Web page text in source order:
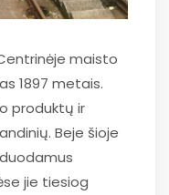
maisto
1897 metais.
produktų ir
Beje šioje
jie tiesiog